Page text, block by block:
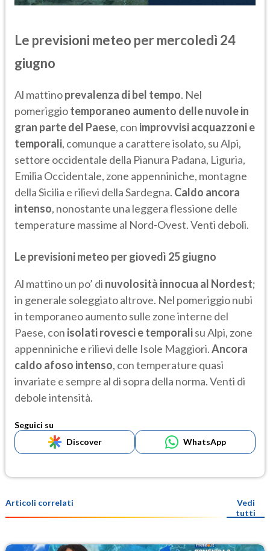
Le previsioni meteo per mercoledì 24
giugno
Al mattinoprevalenza di bel tempo. Nel
pomeriggiotemporaneo aumento delle nuvole in
gran parte del Paese, con improvvisi acquazzoni e
temporali, comunque a carattere isolato, su Alpi,
settore occidentale della Pianura Padana, Liguria,
Emilia Occidentale, zone appenniniche, montagne
della Sicilia e rilievi della Sardegna. Caldo ancora
intenso, nonostante una leggera flessione delle
temperature massime al Nord-Ovest. Venti deboli.
Le previsioni meteo per giovedì 25 giugno
Al mattino un po’ di nuvolosità innocua al Nordest;
in generale soleggiato altrove. Nel pomeriggio nubi
in temporaneo aumento sulle zone interne del
Paese, con isolati rovesci e temporalisu Alpi, zone
appenniniche e rilievi delle Isole Maggiori.Ancora
caldo afoso intenso, con temperature quasi
invariate e sempre al di sopra della norma. Venti di
debole intensità.
Seguici su
Discover
WhatsApp
Articoli correlati
Vedi
tutti